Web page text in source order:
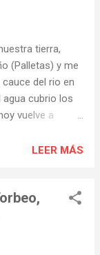
tierra,
(Palletas) y me
del rio en
agua cubrio los
vuelve a
es de Victor
En La Voz de
comarca de
(Ribas do Sil)
LEER MÁS